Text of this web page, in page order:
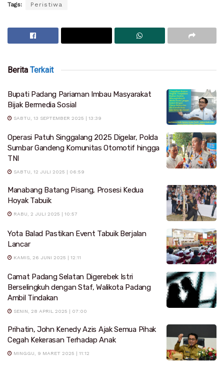
Tags: Peristiwa
Berita Terkait
Bupati Padang Pariaman Imbau Masyarakat
Bijak Bermedia Sosial
SABTU, 13 SEPTEMBER 2025 | 13:39
Operasi Patuh Singgalang 2025 Digelar, Polda
Sumbar Gandeng Komunitas Otomotif hingga
TNI
SABTU, 12 JULI 2025 | 06:59
Manabang Batang Pisang, Prosesi Kedua
Hoyak Tabuik
RABU, 2 JULI 2025 | 10:57
Yota Balad Pastikan Event Tabuik Berjalan
Lancar
KAMIS, 26 JUNI 2025 | 12:11
Camat Padang Selatan Digerebek Istri
Berselingkuh dengan Staf, Walikota Padang
Ambil Tindakan
SENIN, 28 APRIL 2025 | 07:00
Prihatin, John Kenedy Azis Ajak Semua Pihak
Cegah Kekerasan Terhadap Anak
MINGGU, 9 MARET 2025 | 11:12